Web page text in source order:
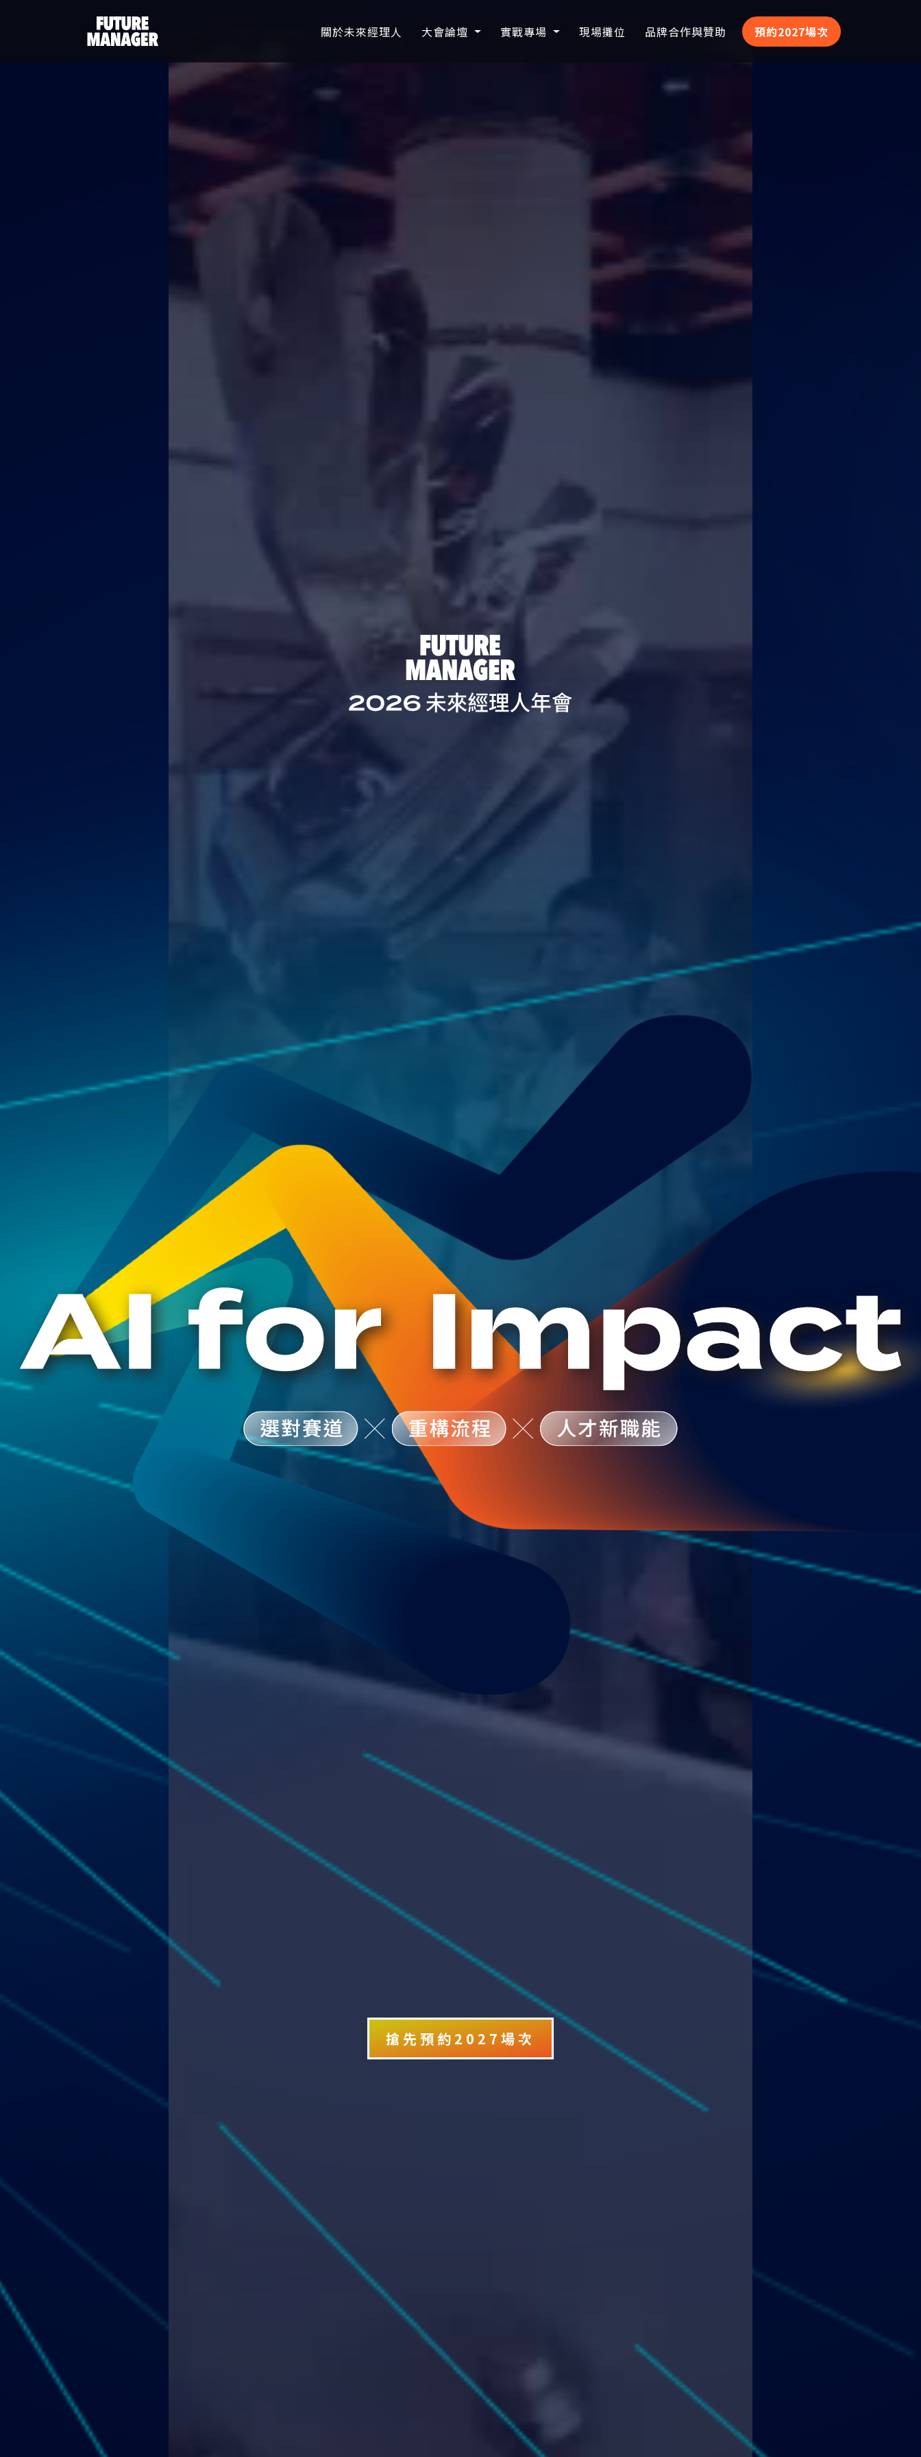
關於未來經理人 大會論壇 實戰專場 現場攤位 品牌合作與贊助 預約2027場次
搶先預約2027場次